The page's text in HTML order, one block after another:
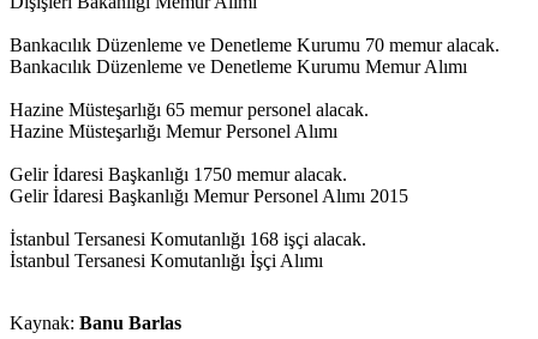
Bankacılık Düzenleme ve Denetleme Kurumu 70 memur alacak.
Bankacılık Düzenleme ve Denetleme Kurumu Memur Alımı
Hazine Müsteşarlığı 65 memur personel alacak.
Hazine Müsteşarlığı Memur Personel Alımı
Gelir İdaresi Başkanlığı 1750 memur alacak.
Gelir İdaresi Başkanlığı Memur Personel Alımı 2015
İstanbul Tersanesi Komutanlığı 168 işçi alacak.
İstanbul Tersanesi Komutanlığı İşçi Alımı
Kaynak: Banu Barlas